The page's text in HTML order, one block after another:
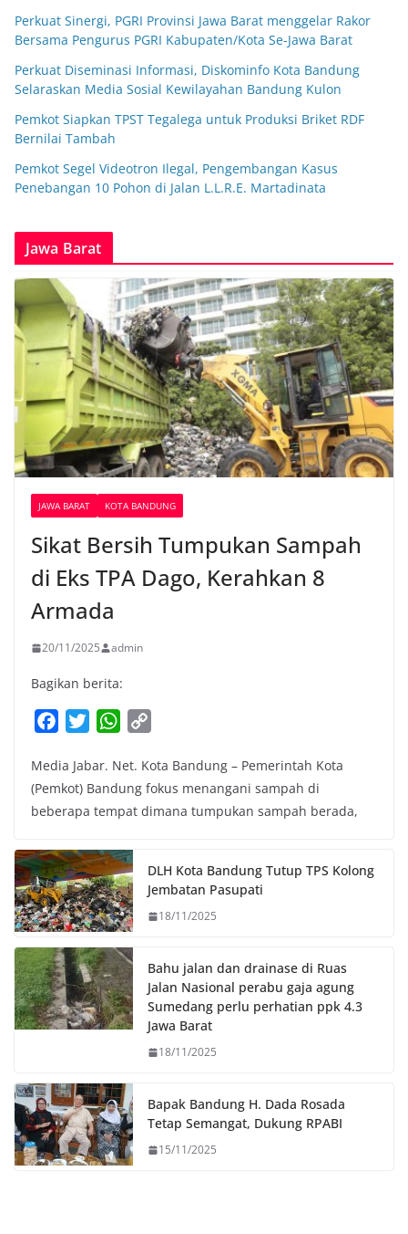
Perkuat Sinergi, PGRI Provinsi Jawa Barat menggelar Rakor
Bersama Pengurus PGRI Kabupaten/Kota Se-Jawa Barat
Perkuat Diseminasi Informasi, Diskominfo Kota Bandung
Selaraskan Media Sosial Kewilayahan Bandung Kulon
Pemkot Siapkan TPST Tegalega untuk Produksi Briket RDF
Bernilai Tambah
Pemkot Segel Videotron Ilegal, Pengembangan Kasus
Penebangan 10 Pohon di Jalan L.L.R.E. Martadinata
Jawa Barat
JAWA BARAT KOTA BANDUNG
Sikat Bersih Tumpukan Sampah
di Eks TPA Dago, Kerahkan 8
Armada
20/11/2025 admin
Bagikan berita:
c
e
b
o
k
i
t
t
r
W
a
t
s
p
p
p
y
L
n
k
Media Jabar. Net. Kota Bandung – Pemerintah Kota
(Pemkot) Bandung fokus menangani sampah di
beberapa tempat dimana tumpukan sampah berada,
DLH Kota Bandung Tutup TPS Kolong
Jembatan Pasupati
18/11/2025
Bahu jalan dan drainase di Ruas
Jalan Nasional perabu gaja agung
Sumedang perlu perhatian ppk 4.3
Jawa Barat
18/11/2025
Bapak Bandung H. Dada Rosada
Tetap Semangat, Dukung RPABI
15/11/2025